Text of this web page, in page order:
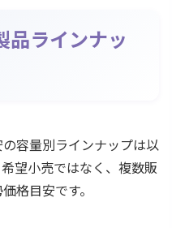
ラインナッ
容量別ラインナップは以
望小売ではなく、複数販
格目安です。